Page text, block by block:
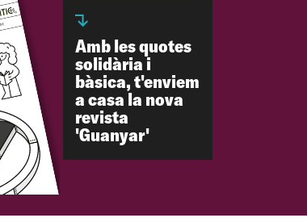
Amb les quotes
solidària i
bàsica, t'enviem
a casa la nova
revista
'Guanyar'